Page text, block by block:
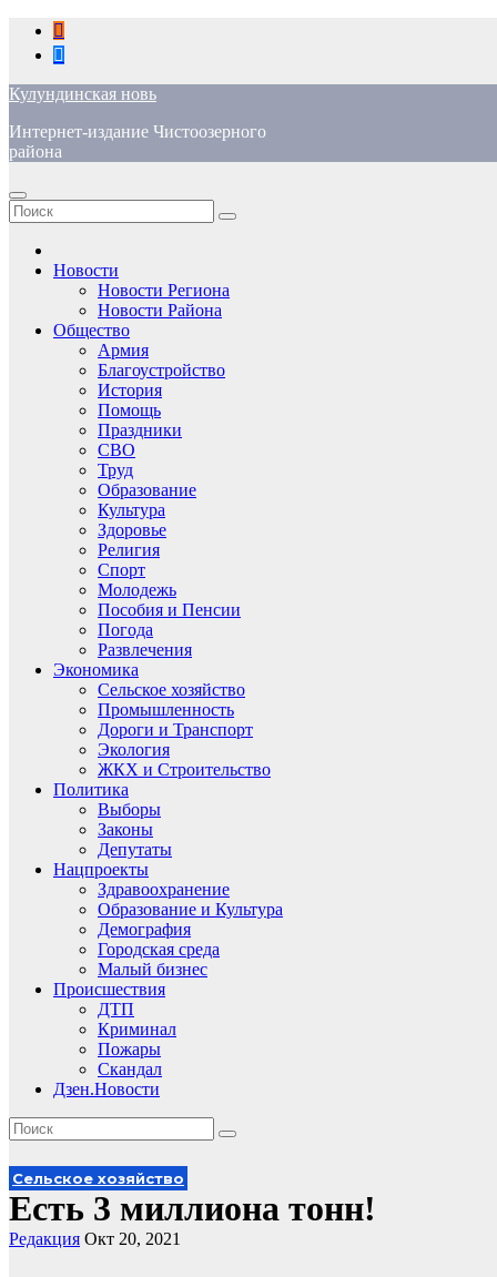
Перейти
содержимому
Кулундинская новь
Интернет-издание Чистоозерного
района
Новости
Новости Региона
Новости Района
Общество
Армия
Благоустройство
История
Помощь
Праздники
СВО
Труд
Образование
Культура
Здоровье
Религия
Спорт
Молодежь
Пособия и Пенсии
Погода
Развлечения
Экономика
Сельское хозяйство
Промышленность
Дороги и Транспорт
Экология
ЖКХ и Строительство
Политика
Выборы
Законы
Депутаты
Нацпроекты
Здравоохранение
Образование и Культура
Демография
Городская среда
Малый бизнес
Происшествия
ДТП
Криминал
Пожары
Скандал
Дзен.Новости
Сельское хозяйство
Есть 3 миллиона тонн!
Редакция Окт 20, 2021